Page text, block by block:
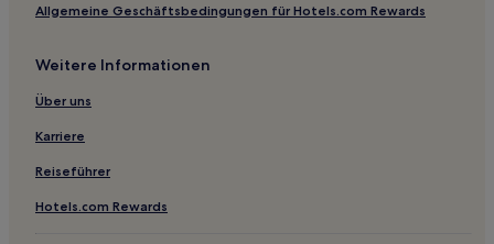
Allgemeine Geschäftsbedingungen für Hotels.com Rewards
Weitere Informationen
Über uns
Karriere
Reiseführer
Hotels.com Rewards